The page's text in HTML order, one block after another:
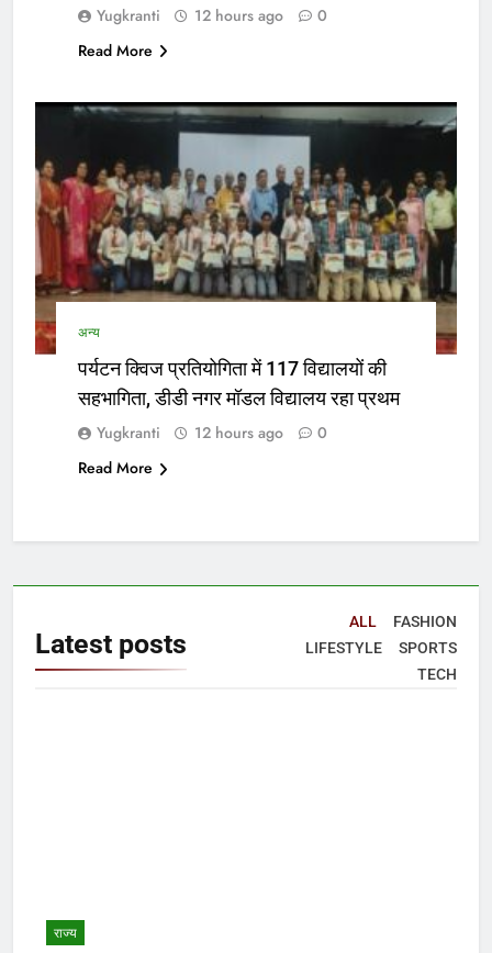
Yugkranti 12 hours ago
0
Read More
अन्य
पर्यटन क्विज प्रतियोगिता में 117 विद्यालयों की
सहभागिता, डीडी नगर मॉडल विद्यालय रहा प्रथम
Yugkranti 12 hours ago
0
Read More
Latest posts
ALL
FASHION
LIFESTYLE
SPORTS
TECH
राज्य